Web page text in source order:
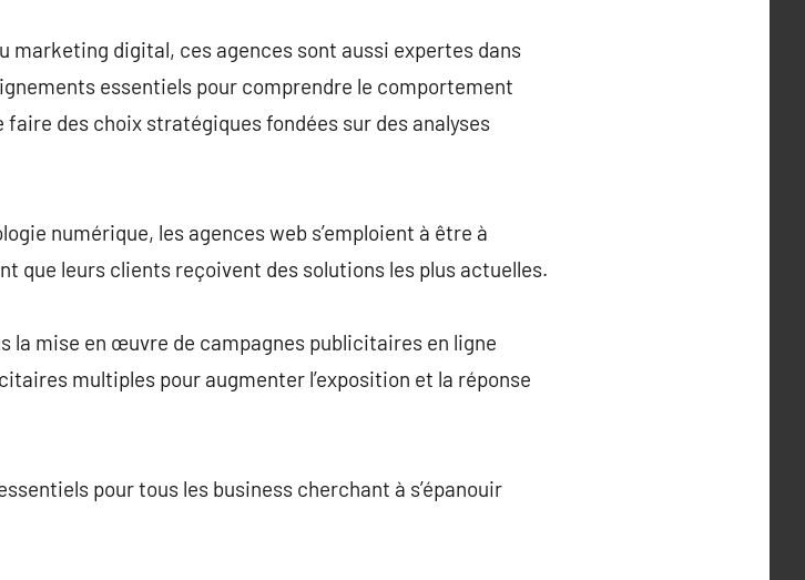
marketing digital, ces agences sont aussi expertes dans
essentiels pour comprendre le comportement
des choix stratégiques fondées sur des analyses
numérique, les agences web s’emploient à être à
que leurs clients reçoivent des solutions les plus actuelles.
la mise en œuvre de campagnes publicitaires en ligne
multiples pour augmenter l’exposition et la réponse
pour tous les business cherchant à s’épanouir